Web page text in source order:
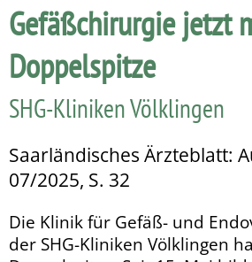
Gefäßchirurgie jetzt
Doppelspitze
SHG-Kliniken Völklingen
Saarländisches Ärzteblatt:
07/2025, S. 32
Die Klinik für Gefäß- und
der SHG-Kliniken Völklingen